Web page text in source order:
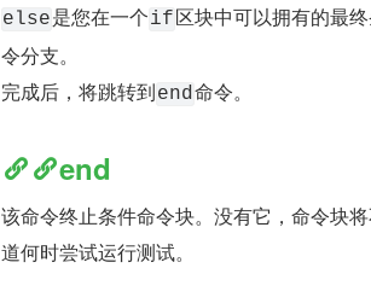
else是您在一个if区块中可以拥有的最
令分支。
完成后，将跳转到end命令。
end
该命令终止条件命令块。没有它，命令块
道何时尝试运行测试。